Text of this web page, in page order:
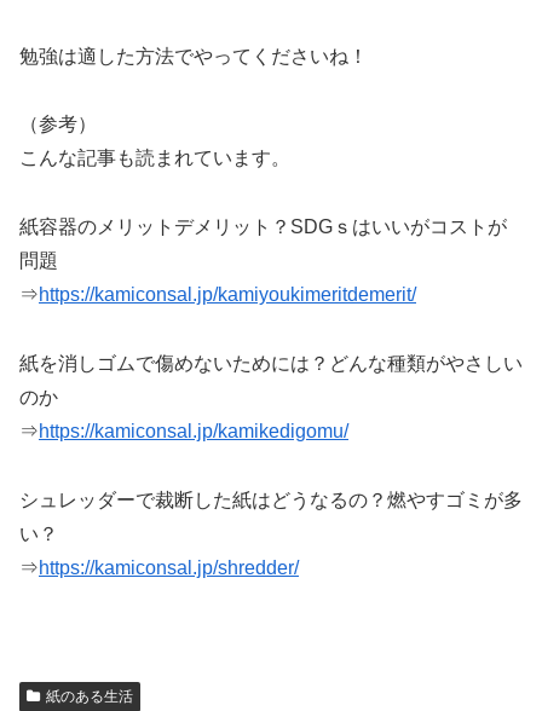
勉強は適した方法でやってくださいね！
（参考）
こんな記事も読まれています。
紙容器のメリットデメリット？SDGｓはいいがコストが
問題
⇒https://kamiconsal.jp/kamiyoukimeritdemerit/
紙を消しゴムで傷めないためには？どんな種類がやさしい
のか
⇒https://kamiconsal.jp/kamikedigomu/
シュレッダーで裁断した紙はどうなるの？燃やすゴミが多
い？
⇒https://kamiconsal.jp/shredder/
紙のある生活